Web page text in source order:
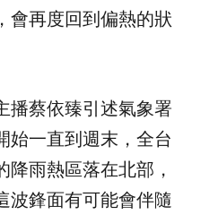
會再度回到偏熱的狀
播蔡依臻引述氣象署
始一直到週末，全台
雨熱區落在北部，
波鋒面有可能會伴隨